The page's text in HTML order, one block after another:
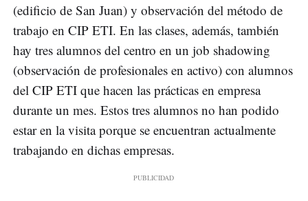
(edificio de San Juan) y observación del método de
trabajo en CIP ETI. En las clases, además, también
hay tres alumnos del centro en un job shadowing
(observación de profesionales en activo) con alumnos
del CIP ETI que hacen las prácticas en empresa
durante un mes. Estos tres alumnos no han podido
estar en la visita porque se encuentran actualmente
trabajando en dichas empresas.